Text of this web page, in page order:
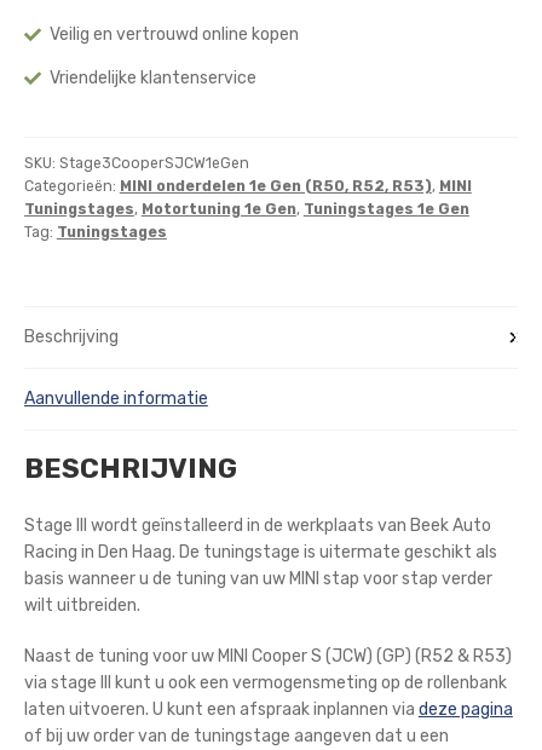
Veilig en vertrouwd online kopen
Vriendelijke klantenservice
SKU: Stage3CooperSJCW1eGen
Categorieën: MINI onderdelen 1e Gen (R50, R52, R53), MINI
Tuningstages, Motortuning 1e Gen, Tuningstages 1e Gen
Tag: Tuningstages
Beschrijving
Aanvullende informatie
BESCHRIJVING
Stage III wordt geïnstalleerd in de werkplaats van Beek Auto
Racing in Den Haag. De tuningstage is uitermate geschikt als
basis wanneer u de tuning van uw MINI stap voor stap verder
wilt uitbreiden.
Naast de tuning voor uw MINI Cooper S (JCW) (GP) (R52 & R53)
via stage III kunt u ook een vermogensmeting op de rollenbank
laten uitvoeren. U kunt een afspraak inplannen via deze pagina
of bij uw order van de tuningstage aangeven dat u een